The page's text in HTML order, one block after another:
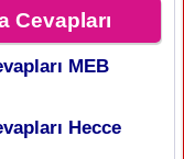
Cevapları
MEB
Hecce